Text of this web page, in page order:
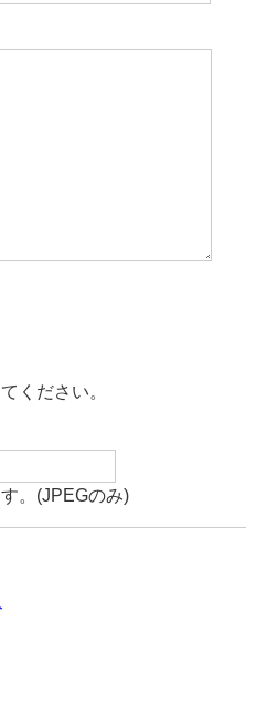
ください。
。(JPEGのみ)